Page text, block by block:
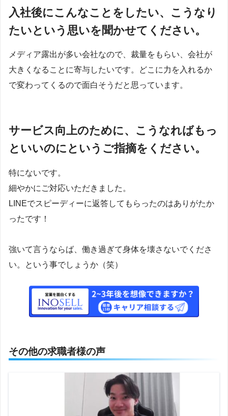
入社後にこんなことをしたい、こうなり
たいという思いを聞かせてください。
メディア露出が多い会社なので、裁量をもらい、会社が
大きくなることに寄与したいです。どこに力を入れるか
で変わってくるので面白そうだと思っています。
サービス向上のために、こうなればもっ
といいのにというご指摘をください。
特にないです。
細やかにご対応いただきました。
LINEでスピーディーに返答してもらったのはありがたか
ったです！
強いて言うならば、働き過ぎて身体を壊さないでくださ
い。という事でしょうか（笑）
その他の求職者様の声